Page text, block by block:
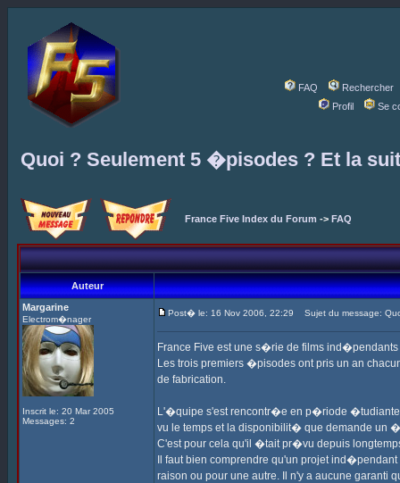
FAQ
Rechercher
Profil
Se
Quoi ? Seulement 5 �pisodes ? Et la
France Five Index du Forum -> FAQ
Auteur
Margarine
Electrom�nager
Inscrit le: 20 Mar 2005
Messages: 2
Post� le: 16 Nov 2006, 22:29 Sujet du message:
France Five est une s�rie de films
Les trois premiers �pisodes ont pris un an
de fabrication.
L'�quipe s'est rencontr�e en p�riode
vu le temps et la disponibilit� que demande un
C'est pour cela qu'il �tait pr�vu depuis
Il faut bien comprendre qu'un projet
raison ou pour une autre. Il n'y a aucune garanti